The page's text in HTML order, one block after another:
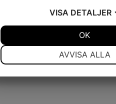
VISA DETALJER
AVVISA ALLA
OK